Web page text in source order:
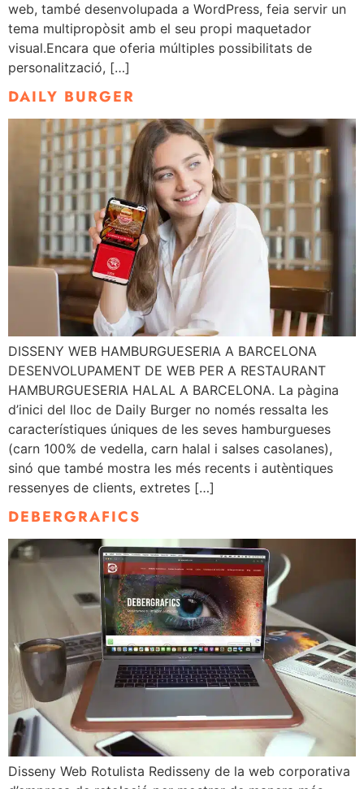
web, també desenvolupada a WordPress, feia servir un
tema multipropòsit amb el seu propi maquetador
visual.Encara que oferia múltiples possibilitats de
personalització, […]
DAILY BURGER
DISSENY WEB HAMBURGUESERIA A BARCELONA
DESENVOLUPAMENT DE WEB PER A RESTAURANT
HAMBURGUESERIA HALAL A BARCELONA. La pàgina
d’inici del lloc de Daily Burger no només ressalta les
característiques úniques de les seves hamburgueses
(carn 100% de vedella, carn halal i salses casolanes),
sinó que també mostra les més recents i autèntiques
ressenyes de clients, extretes […]
DEBERGRAFICS
Disseny Web Rotulista Redisseny de la web corporativa